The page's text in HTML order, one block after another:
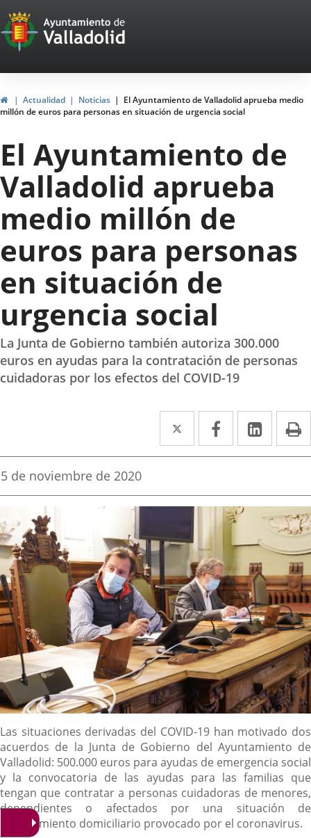
Portal
Web
del
Ayuntamiento
de
Valladolid
InicioActualidad Noticias
El Ayuntamiento de Valladolid aprueba medio
millón de euros para personas en situación de urgencia social
El Ayuntamiento de
Valladolid aprueba
medio millón de
euros para personas
en situación de
urgencia social
La Junta de Gobierno también autoriza 300.000
euros en ayudas para la contratación de personas
cuidadoras por los efectos del COVID-19
Twitter
Enlace
a
aplicación
externa.
Facebook
Enlace
a
aplicación
externa.
Enlace
a
Fecha
la
noticia
5 de noviembre de 2020
Descripción
Las situaciones derivadas del COVID-19 han motivado dos
acuerdos de la Junta de Gobierno del Ayuntamiento de
Valladolid: 500.000 euros para ayudas de emergencia social
y la convocatoria de las ayudas para las familias que
tengan que contratar a personas cuidadoras de menores,
dependientes o afectados por una situación de
confinamiento domiciliario provocado por el coronavirus.